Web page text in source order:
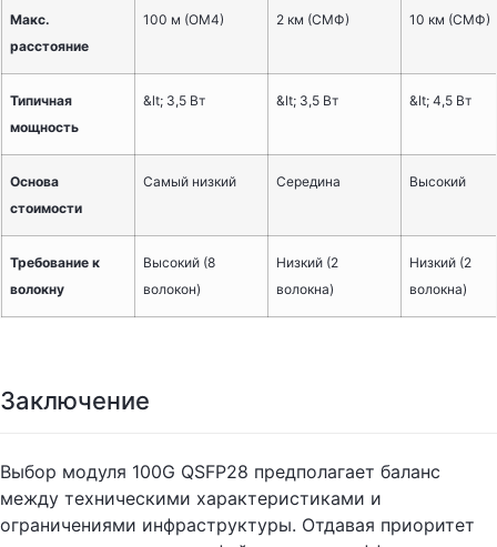
Макс.
расстояние
100 м (ОМ4) 2 км (СМФ) 10 км (СМФ)
Типичная
мощность
&lt; 3,5 Вт &lt; 3,5 Вт &lt; 4,5 Вт
Основа
стоимости
Самый низкий Середина Высокий
Требование к
волокну
Высокий (8
волокон)
Низкий (2
волокна)
Низкий (2
волокна)
Заключение
Выбор модуля 100G QSFP28 предполагает баланс
между техническими характеристиками и
ограничениями инфраструктуры. Отдавая приоритет